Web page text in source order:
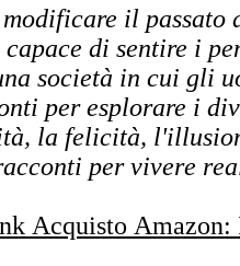
il passato
di sentire i
società in cui gli
per esplorare i
la felicità,
per vivere
Acquisto Amazon: